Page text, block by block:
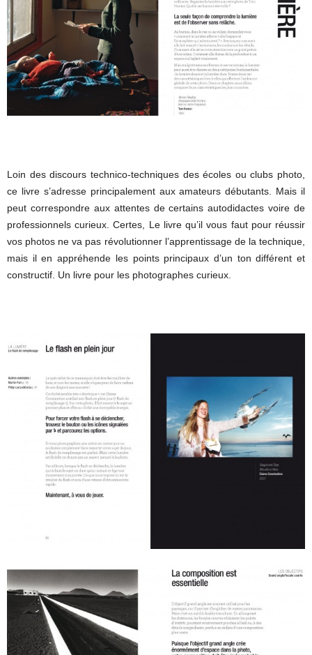
Loin des discours technico-techniques des écoles ou clubs photo,
ce livre s’adresse principalement aux amateurs débutants. Mais il
peut correspondre aux attentes de certains autodidactes voire de
professionnels curieux. Certes, Le livre qu’il vous faut pour réussir
vos photos ne va pas révolutionner l’apprentissage de la technique,
mais il en appréhende les points principaux d’un ton différent et
constructif. Un livre pour les photographes curieux.